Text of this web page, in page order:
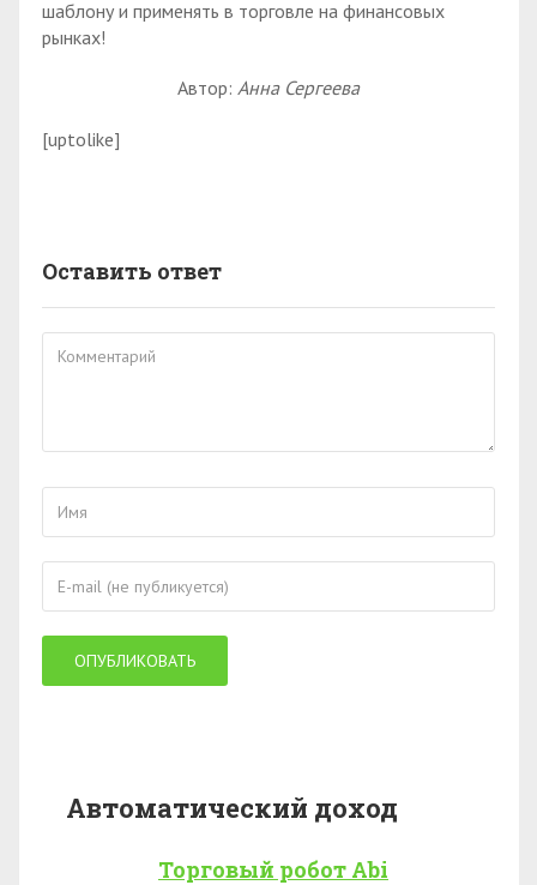
шаблону и применять в торговле на финансовых
рынках!
Автор: Анна Сергеева
[uptolike]
Оставить ответ
Автоматический доход
Торговый робот Abi